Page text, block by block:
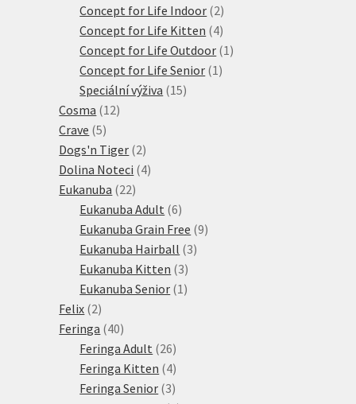
produktů
Concept for Life Indoor 22
produkty
Concept for Life Kitten 44
produkty
Concept for Life Outdoor 1 1
Concept for Life Senior 1 1
Speciální výživa 1515
Cosma 1212
Crave 55
produktů
Dogs'n Tiger 22
produkty
Dolina Noteci 44
Eukanuba 2222
produktů
Eukanuba Adult 66
produktů
Eukanuba Grain Free 99
Eukanuba Hairball 33
Eukanuba Kitten 33
produkty
Eukanuba Senior 1 1
Felix 22
produkty
Feringa 4040
produktů
Feringa Adult 2626
produktů
Feringa Kitten 44
produkty
Feringa Senior 33